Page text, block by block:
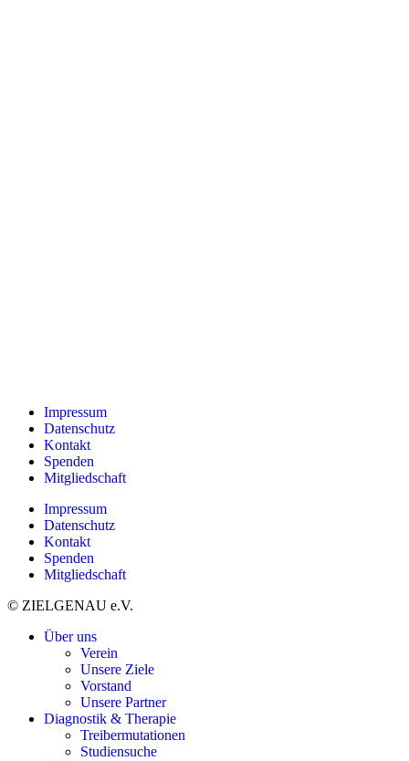
Impressum
Datenschutz
Kontakt
Spenden
Mitgliedschaft
Impressum
Datenschutz
Kontakt
Spenden
Mitgliedschaft
© ZIELGENAU e.V.
Über uns
Verein
Unsere Ziele
Vorstand
Unsere Partner
Diagnostik & Therapie
Treibermutationen
Studiensuche